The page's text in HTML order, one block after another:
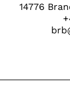
14776